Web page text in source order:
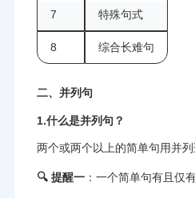
7 特殊句式
8 综合长难句
二、并列句
1.什么是并列句？
两个或两个以上的简单句用并
🔍 提醒一 ：一个简单句有且仅